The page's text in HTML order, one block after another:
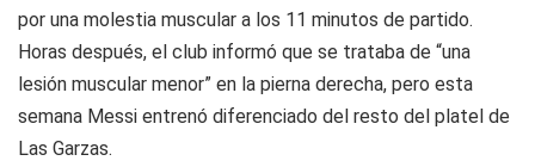
por una molestia muscular a los 11 minutos de partido.
Horas después, el club informó que se trataba de “una
lesión muscular menor” en la pierna derecha, pero esta
semana Messi entrenó diferenciado del resto del platel de
Las Garzas.